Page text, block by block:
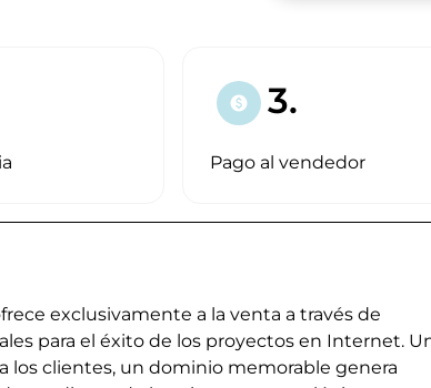
paid 3.
Pago al vendedor
exclusivamente a la venta a través de
para el éxito de los proyectos en Internet.
los clientes, un dominio memorable genera